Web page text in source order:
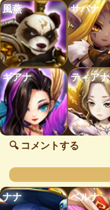
風燕
サバナ
ギアナ ティアナ
🔍 コメントする
ナナ
ペルナ